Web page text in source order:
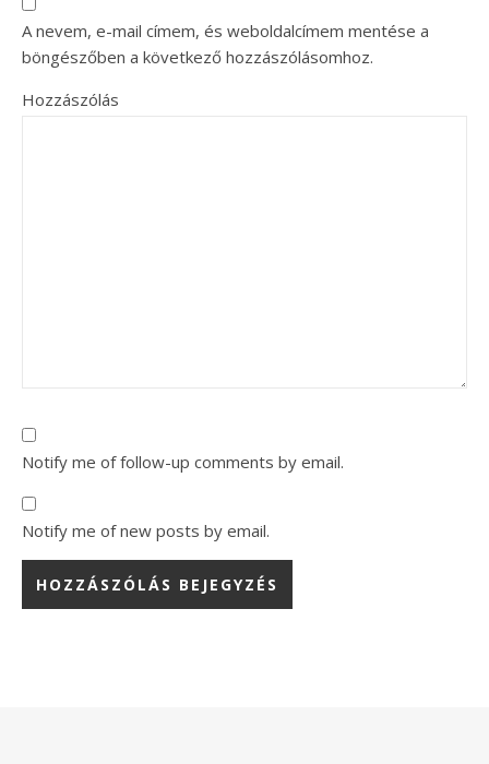
A nevem, e-mail címem, és weboldalcímem mentése a
böngészőben a következő hozzászólásomhoz.
Hozzászólás
Notify me of follow-up comments by email.
Notify me of new posts by email.